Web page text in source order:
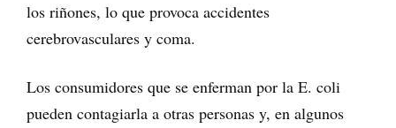
los riñones, lo que provoca accidentes
cerebrovasculares y coma.
Los consumidores que se enferman por la E. coli
pueden contagiarla a otras personas y, en algunos